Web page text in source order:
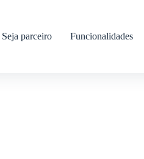
Seja parceiro Funcionalidades